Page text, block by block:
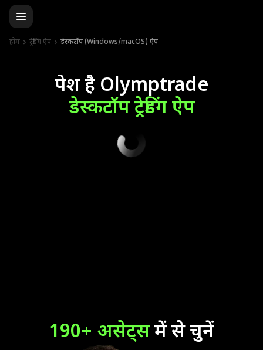
होम ट्रेडिंग ऐप डेस्कटॉप (Windows/macOS) ऐप
पेश है Olymptrade
डेस्कटॉप ट्रेडिंग ऐप
190+ असेट्समें से चुनें